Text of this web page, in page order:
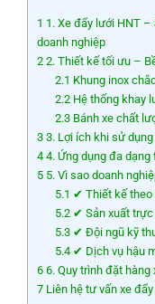
1 1. Xe đẩy lưới HNT
doanh nghiệp
2 2. Thiết kế tối ưu –
2.1 Khung inox
2.2Hệ thống khay
2.3Bánh xe chất
3 3. Lợi ích khi sử
4 4. Ứng dụng đa
5 5. Vì sao doanh
5.1 ✔ Thiết kế theo
5.2✔ Sản xuất trực
5.3✔ Đội ngũ kỹ
5.4✔ Dịch vụ hậu
6 6. Quy trình đặt
7 Liên hệ tư vấn xe